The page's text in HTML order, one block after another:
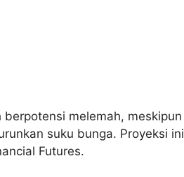
melemah, meskipun
suku bunga. Proyeksi ini
Futures.